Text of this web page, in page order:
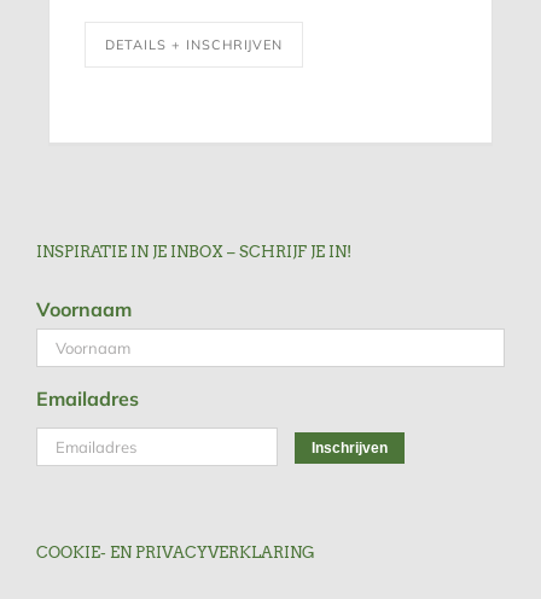
DETAILS + INSCHRIJVEN
INSPIRATIE IN JE INBOX – SCHRIJF JE IN!
Voornaam
Emailadres
COOKIE- EN PRIVACYVERKLARING